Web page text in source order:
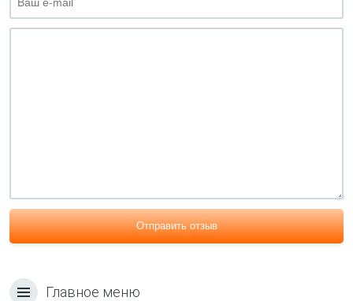
Отправить отзыв
Главное меню